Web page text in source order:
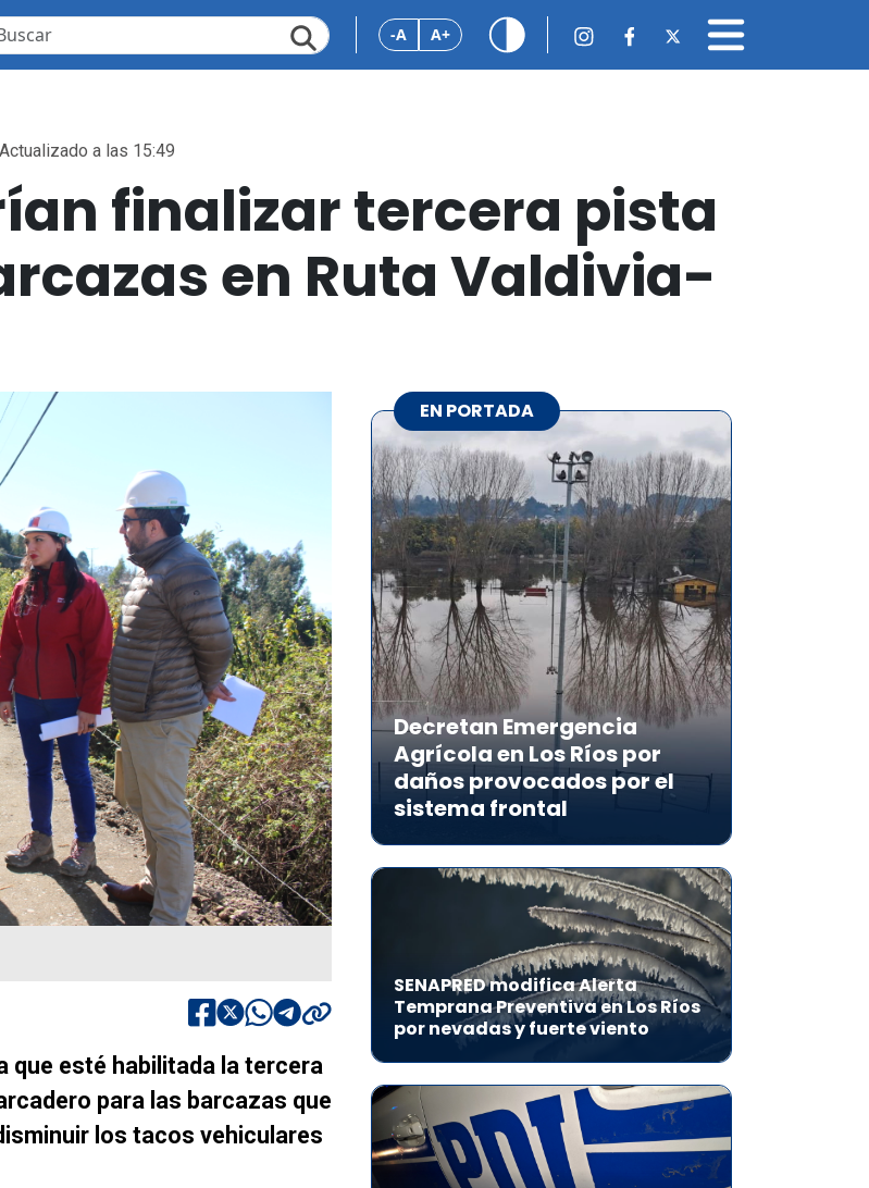
-A A+
a las 15:49
finalizar tercera pista
en Ruta Valdivia-
que esté habilitada la tercera
para las barcazas que
los tacos vehiculares
EN PORTADA
Decretan Emergencia
Agrícola en Los Ríos por
daños provocados por el
sistema frontal
SENAPRED modifica Alerta
Temprana Preventiva en Los Ríos
por nevadas y fuerte viento